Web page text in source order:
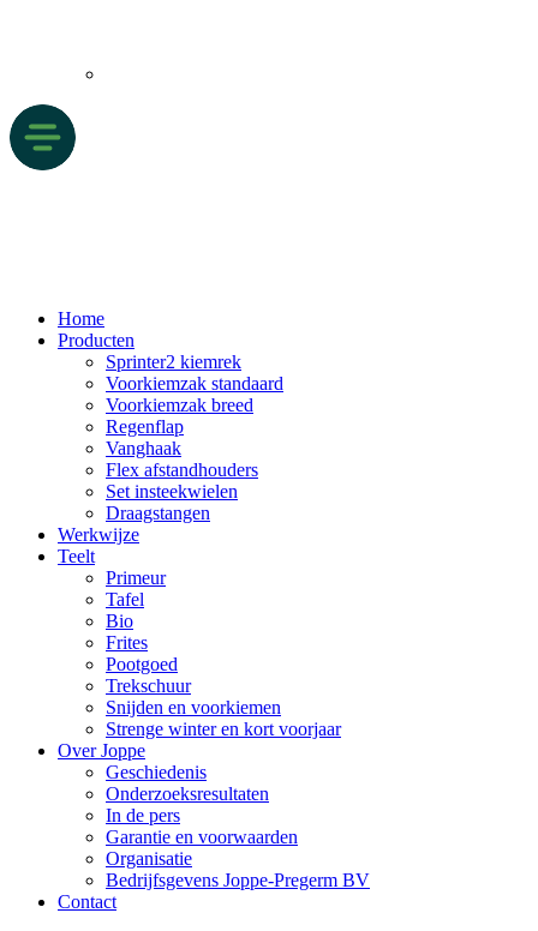
Home
Producten
Sprinter2 kiemrek
Voorkiemzak standaard
Voorkiemzak breed
Regenflap
Vanghaak
Flex afstandhouders
Set insteekwielen
Draagstangen
Werkwijze
Teelt
Primeur
Tafel
Bio
Frites
Pootgoed
Trekschuur
Snijden en voorkiemen
Strenge winter en kort voorjaar
Over Joppe
Geschiedenis
Onderzoeksresultaten
In de pers
Garantie en voorwaarden
Organisatie
Bedrijfsgevens Joppe-Pregerm BV
Contact